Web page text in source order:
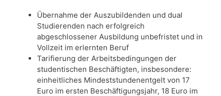
Übernahme der Auszubildenden und dual
Studierenden nach erfolgreich
abgeschlossener Ausbildung unbefristet und in
Vollzeit im erlernten Beruf
Tarifierung der Arbeitsbedingungen der
studentischen Beschäftigten, insbesondere:
einheitliches Mindeststundenentgelt von 17
Euro im ersten Beschäftigungsjahr, 18 Euro im